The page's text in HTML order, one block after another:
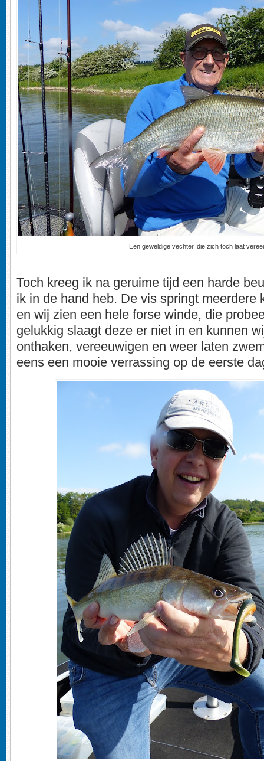
Een geweldige vechter, die zich toch laat
Toch kreeg ik na geruime tijd een harde
ik in de hand heb. De vis springt meerdere
en wij zien een hele forse winde, die
gelukkig slaagt deze er niet in en kunnen
onthaken, vereeuwigen en weer laten
eens een mooie verrassing op de eerste